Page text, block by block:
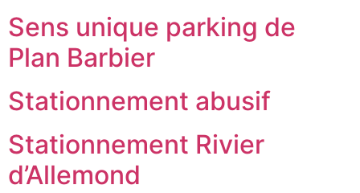
Sens unique parking de
Plan Barbier
Stationnement abusif
Stationnement Rivier
d’Allemond